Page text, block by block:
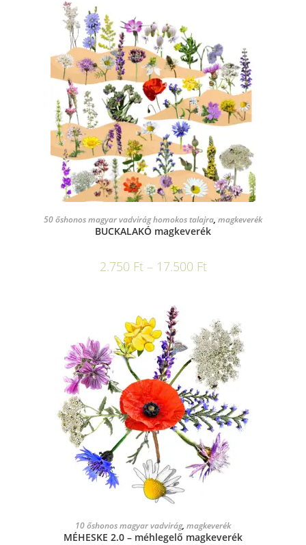
OPCIÓK VÁLASZTÁSA
50 őshonos magyar vadvirág homokos talajra, magkeverék
BUCKALAKÓ magkeverék
2.750 Ft – 17.500 Ft
OPCIÓK VÁLASZTÁSA
10 őshonos magyar vadvirág, magkeverék
MÉHESKE 2.0 – méhlegelő magkeverék